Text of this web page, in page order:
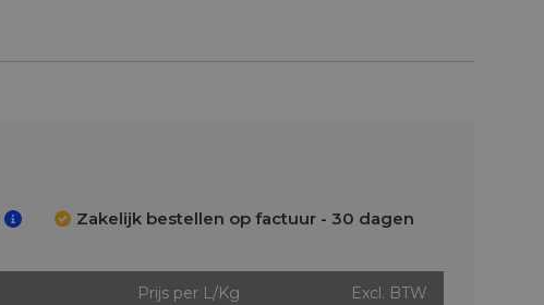
Zakelijk bestellen op factuur - 30 dagen
Prijs per L/Kg Excl. BTW